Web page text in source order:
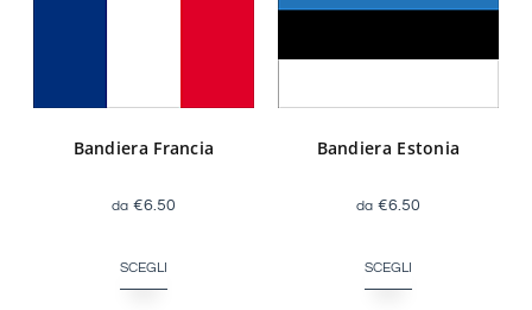
Bandiera Francia
€6.50
SCEGLI
Bandiera Estonia
€6.50
SCEGLI